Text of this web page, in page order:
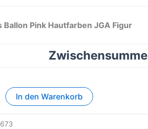
Ballon Pink Hautfarben JGA Figur
Zwischensumme
In den Warenkorb